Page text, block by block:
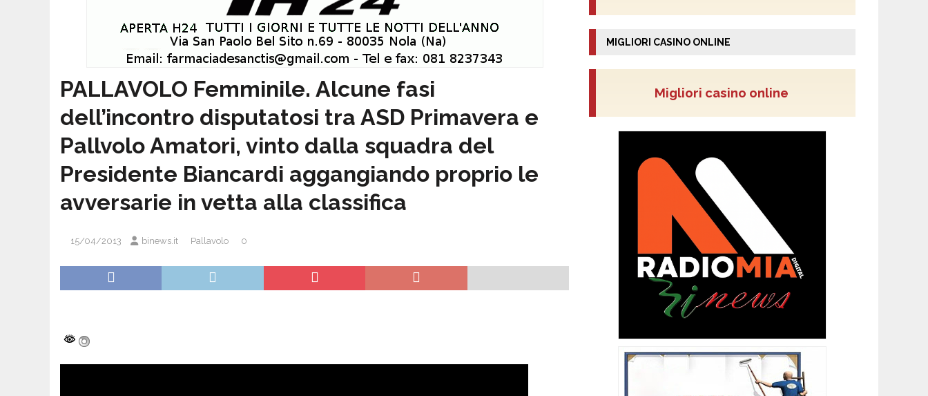
PALLAVOLO Femminile. Alcune fasi
dell’incontro disputatosi tra ASD Primavera e
Pallvolo Amatori, vinto dalla squadra del
Presidente Biancardi aggangiando proprio le
avversarie in vetta alla classifica
15/04/2013 binews.it Pallavolo 0
MIGLIORI CASINO ONLINE
Migliori casino online